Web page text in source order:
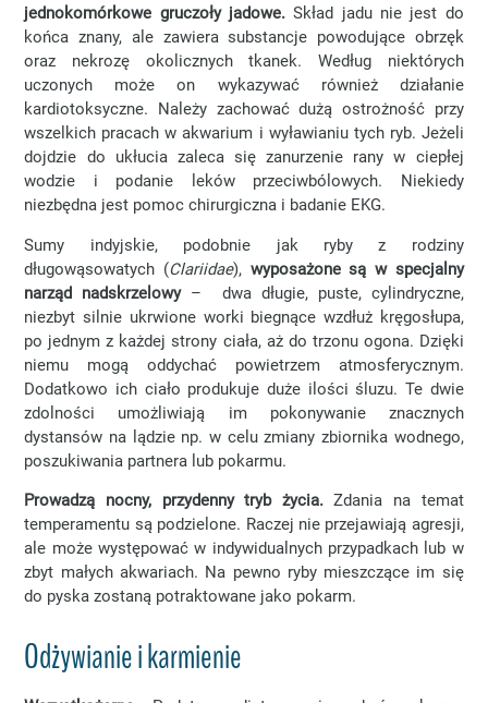
jednokomórkowe gruczoły jadowe. Skład jadu nie jest do
końca znany, ale zawiera substancje powodujące obrzęk
oraz nekrozę okolicznych tkanek. Według niektórych
uczonych może on wykazywać również działanie
kardiotoksyczne. Należy zachować dużą ostrożność przy
wszelkich pracach w akwarium i wyławianiu tych ryb. Jeżeli
dojdzie do ukłucia zaleca się zanurzenie rany w ciepłej
wodzie i podanie leków przeciwbólowych. Niekiedy
niezbędna jest pomoc chirurgiczna i badanie EKG.
Sumy indyjskie, podobnie jak ryby z rodziny
długowąsowatych (Clariidae), wyposażone są w specjalny
narząd nadskrzelowy– dwa długie, puste, cylindryczne,
niezbyt silnie ukrwione worki biegnące wzdłuż kręgosłupa,
po jednym z każdej strony ciała, aż do trzonu ogona. Dzięki
niemu mogą oddychać powietrzem atmosferycznym.
Dodatkowo ich ciało produkuje duże ilości śluzu. Te dwie
zdolności umożliwiają im pokonywanie znacznych
dystansów na lądzie np. w celu zmiany zbiornika wodnego,
poszukiwania partnera lub pokarmu.
Prowadzą nocny, przydenny tryb życia.Zdania na temat
temperamentu są podzielone. Raczej nie przejawiają agresji,
ale może występować w indywidualnych przypadkach lub w
zbyt małych akwariach. Na pewno ryby mieszczące im się
do pyska zostaną potraktowane jako pokarm.
Odżywianie i karmienie